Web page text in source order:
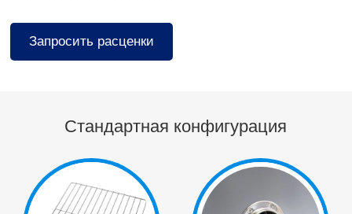
Запросить расценки
Стандартная конфигурация